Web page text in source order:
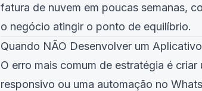
fatura de nuvem em poucas semanas,
o negócio atingir o ponto de equilíbrio.
Quando NÃO Desenvolver um Aplicativo
O erro mais comum de estratégia é
responsivo ou uma automação no